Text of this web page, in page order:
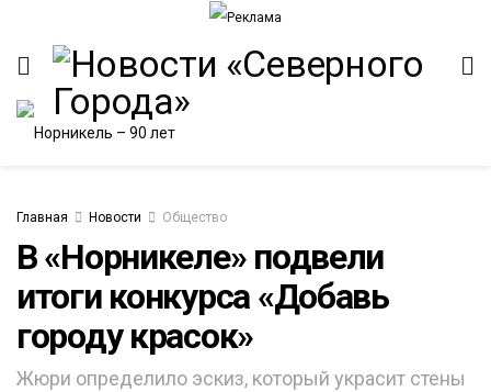
Главная Новости Общество
В «Норникеле» подвели
итоги конкурса «Добавь
городу красок»
Жюри определило эскиз, который украсит стены